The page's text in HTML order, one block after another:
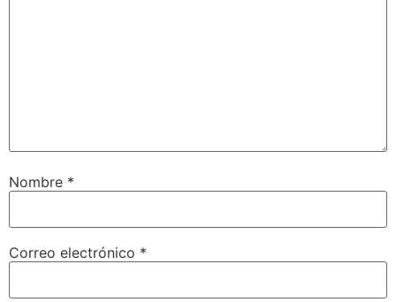
Nombre *
Correo electrónico *